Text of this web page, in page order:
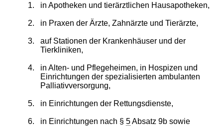
1. in Apotheken und tierärztlichen Hausapotheken,
2. in Praxen der Ärzte, Zahnärzte und Tierärzte,
3.
auf Stationen der Krankenhäuser und der
Tierkliniken,
4.
in Alten- und Pflegeheimen, in Hospizen und
Einrichtungen der spezialisierten ambulanten
Palliativversorgung,
5. in Einrichtungen der Rettungsdienste,
6. in Einrichtungen nach §5Absatz 9b sowie